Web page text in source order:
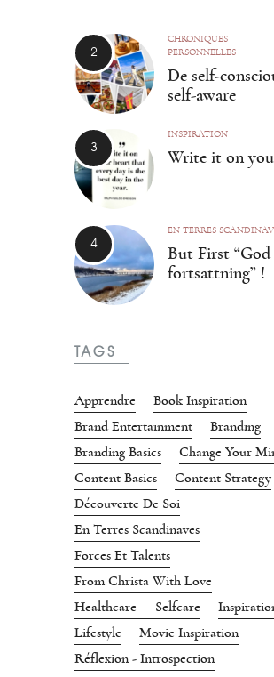
CHRONIQUES
PERSONNELLES
De self-
self-aware
INSPIRATION
Write it on
EN TERRES
But First “God
fortsättning” !
TAGS
Apprendre
Book Inspiration
Brand Entertainment
Branding
Branding Basics
Change Your
Content Basics
Content Strategy
Découverte De Soi
En Terres Scandinaves
Forces Et Talents
From Christa With Love
Healthcare — Selfcare
Lifestyle
Movie Inspiration
Réflexion - Introspection